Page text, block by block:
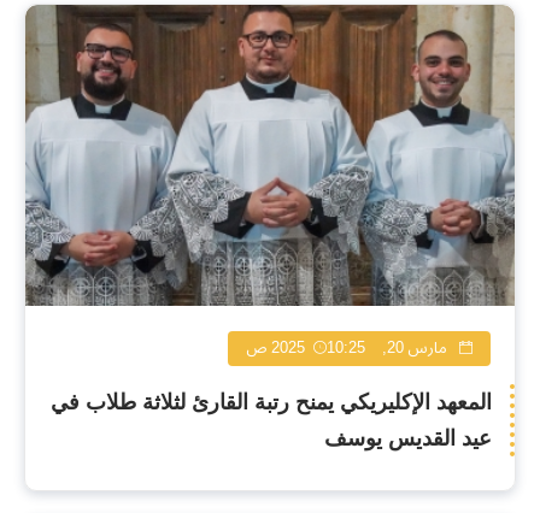
الأخبار
مارس 20, 2025 10:25 ص
المعهد الإكليريكي يمنح رتبة القارئ لثلاثة طلاب في
عيد القديس يوسف